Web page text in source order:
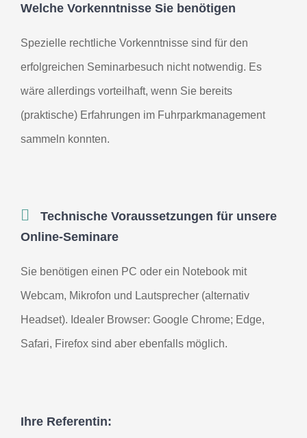
Welche Vorkenntnisse Sie benötigen
Spezielle rechtliche Vorkenntnisse sind für den
erfolgreichen Seminarbesuch nicht notwendig. Es
wäre allerdings vorteilhaft, wenn Sie bereits
(praktische) Erfahrungen im Fuhrparkmanagement
sammeln konnten.
Technische Voraussetzungen für unsere
Online-Seminare
Sie benötigen einen PC oder ein Notebook mit
Webcam, Mikrofon und Lautsprecher (alternativ
Headset). Idealer Browser: Google Chrome; Edge,
Safari, Firefox sind aber ebenfalls möglich.
Ihre Referentin: